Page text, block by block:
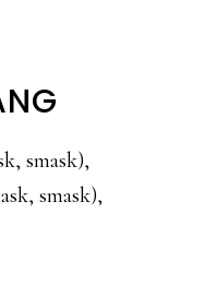
smask),
smask),